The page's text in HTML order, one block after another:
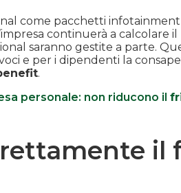
come pacchetti
continuerà a calcolare
saranno gestite a parte.
e per i dipendenti la
.
personale: non riducono il
il